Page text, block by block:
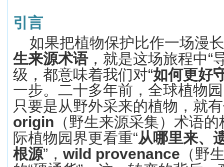
引言
如果把植物保护比作一场漫
生来源术语，就是这场旅程中“
级，都意味着我们对“如何更好
一步。二十多年前，全球植物
只要是从野外采来的植物，就
origin （野生来源采集）术语
际植物园界更看重“从哪里来、
根源” ， wild provenance （野